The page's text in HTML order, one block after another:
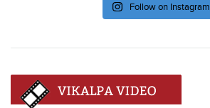
Follow on Instagram